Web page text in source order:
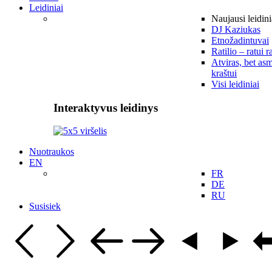
Leidiniai
Naujausi
DJ Kaziukas
Etnožadintuvai
Ratilio – ratui
Atviras, bet
kraštui
Visi leidiniai
Interaktyvus leidinys
Nuotraukos
EN
FR
DE
RU
Susisiek